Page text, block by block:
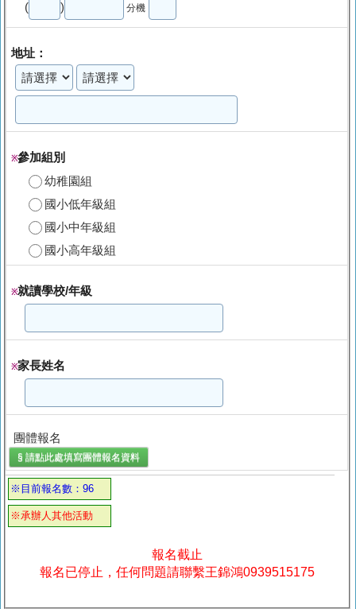
( ) 分機
地址：
※參加組別
幼稚園組
國小低年級組
國小中年級組
國小高年級組
※就讀學校/年級
※家長姓名
團體報名
§ 請點此處填寫團體報名 資料
※目前報名數：96
※承辦人其他活動
報名截止
報名已停止，任何問題請聯繫王錦鴻0939515175